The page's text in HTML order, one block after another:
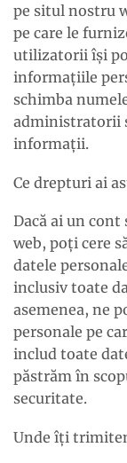
pe situl nostru
pe care le
utilizatorii își
informațiile
schimba
administratorii
informații.
Ce drepturi ai
Dacă ai un cont
web, poți cere
datele
inclusiv toate
asemenea, ne
personale pe
includ toate
păstrăm în
securitate.
Unde îți